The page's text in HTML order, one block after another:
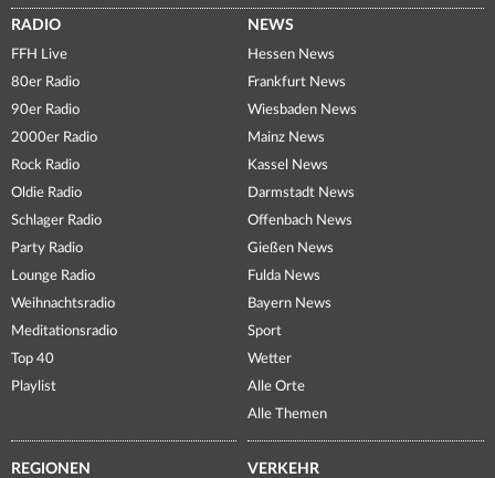
RADIO
FFH Live
80er Radio
90er Radio
2000er Radio
Rock Radio
Oldie Radio
Schlager Radio
Party Radio
Lounge Radio
Weihnachtsradio
Meditationsradio
Top 40
Playlist
NEWS
Hessen News
Frankfurt News
Wiesbaden News
Mainz News
Kassel News
Darmstadt News
Offenbach News
Gießen News
Fulda News
Bayern News
Sport
Wetter
Alle Orte
Alle Themen
REGIONEN VERKEHR